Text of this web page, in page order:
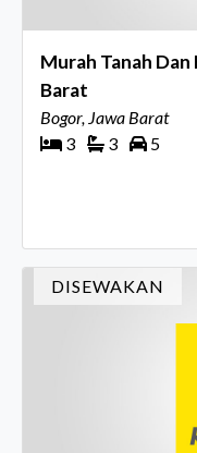
Murah Tanah
Barat
Bogor, Jawa Barat
3
3 5
DISEWAKAN